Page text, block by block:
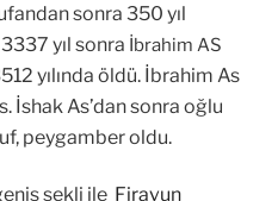
sonra 350 yıl
3337 yıl sonra İbrahim AS
yılında öldü. İbrahim As
İshak As’dan sonra oğlu
peygamber oldu.
şekli ile Firavun